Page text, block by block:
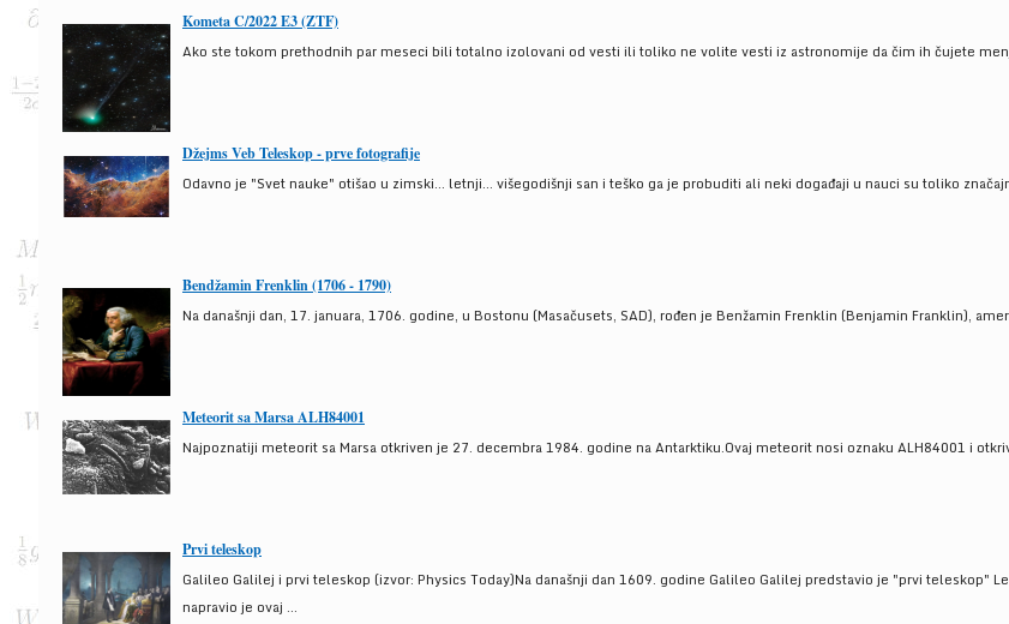
Kometa C/2022 E3 (ZTF)
Ako ste tokom prethodnih par meseci bili totalno izolovani od vesti ili toliko ne volite vesti iz astronomije da čim ih čujete
Džejms Veb Teleskop - prve fotografije
Odavno je "Svet nauke" otišao u zimski... letnji... višegodišnji san i teško ga je probuditi ali neki događaji u nauci su toliko
Bendžamin Frenklin (1706 - 1790)
Na današnji dan, 17. januara, 1706. godine, u Bostonu (Masačusets, SAD), rođen je Benžamin Frenklin (Benjamin Franklin),
Meteorit sa Marsa ALH84001
Najpoznatiji meteorit sa Marsa otkriven je 27. decembra 1984. godine na Antarktiku.Ovaj meteorit nosi oznaku ALH84001 i
Prvi teleskop
Galileo Galilej i prvi teleskop (izvor: Physics Today)Na današnji dan 1609. godine Galileo Galilej predstavio je "prvi teleskop"
napravio je ovaj ...